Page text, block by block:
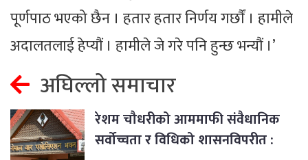
पूर्णपाठ भएको छैन । हतार हतार निर्णय गर्छाैं । हामीले
अदालतलाई हेप्यौं । हामीले जे गरे पनि हुन्छ भन्यौं ।’
अघिल्लो समाचार
रेशम चौधरीको आममाफी संवैधानिक
सर्वोच्चता र विधिको शासनविपरीत :